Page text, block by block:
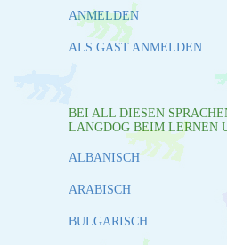
ANMELDEN
ALS GAST ANMELDEN
BEI ALL DIESEN
LANGDOG BEIM LERNEN
ALBANISCH
ARABISCH
BULGARISCH